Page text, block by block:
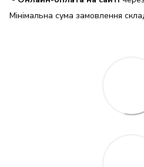
Мінімальна сума замовлення